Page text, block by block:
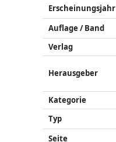
Erscheinungsjahr
Auflage / Band
Verlag
Herausgeber
Kategorie
Typ
Seite